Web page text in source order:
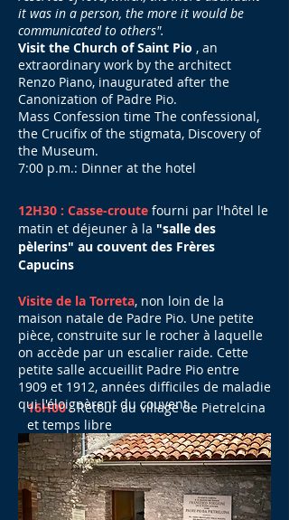
it was in a person, the more it would be
communicated to others".
Visit the Church of Saint Pio , an
extraordinary work by the architect
Renzo Piano, inaugurated after the
Canonization of Padre Pio.
Mass Confession time The confessional,
the Crucifix of the stigmata, Discovery of
the Museum.
7:00 p.m.: Dinner at the hotel
12H30 : Casse-croute fourni par l'hôtel le
matin et déjeuner à la "salle des
pèlerins" au couvent des Frères
Capucins
16H00 : Retour au village de Pietrelcina
et temps libre
Visite de la Torreta, non loin de la
maison natale de Padre Pio. Une petite
pièce, construite sur le rocher à laquelle
on accède par un escalier raide. Cette
petite salle accueillit Padre Pio entre
1909 et 1912, années difficiles de maladie
qui l'éloignèrent du couvent.